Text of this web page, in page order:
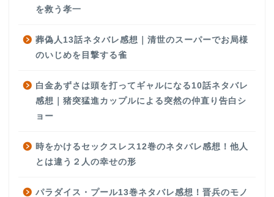
を救う孝一
葬偽人13話ネタバレ感想｜清世のスーパーでお局様
のいじめを目撃する雀
白金あずさは頭を打ってギャルになる10話ネタバレ
感想｜猪突猛進カップルによる突然の仲直り告白シ
ョー
時をかけるセックスレス12巻のネタバレ感想！他人
とは違う２人の幸せの形
パラダイス・プール13巻ネタバレ感想！晋兵のモノ